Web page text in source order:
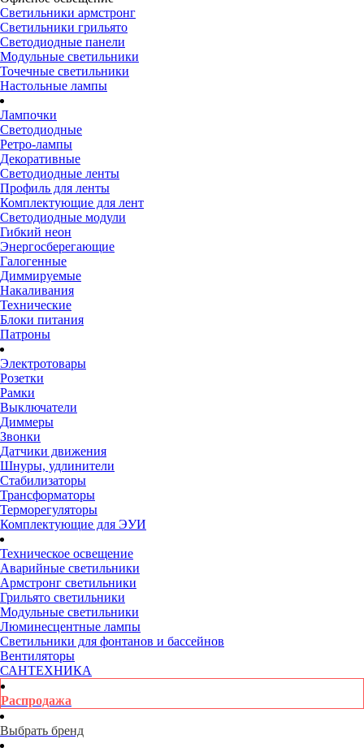
Светильники армстронг
Светильники грильято
Светодиодные панели
Модульные светильники
Точечные светильники
Настольные лампы
Лампочки
Светодиодные
Ретро-лампы
Декоративные
Светодиодные ленты
Профиль для ленты
Комплектующие для лент
Светодиодные модули
Гибкий неон
Энергосберегающие
Галогенные
Диммируемые
Накаливания
Технические
Блоки питания
Патроны
Электротовары
Розетки
Рамки
Выключатели
Диммеры
Звонки
Датчики движения
Шнуры, удлинители
Стабилизаторы
Трансформаторы
Терморегуляторы
Комплектующие для ЭУИ
Техническое освещение
Аварийные светильники
Армстронг светильники
Грильято светильники
Модульные светильники
Люминесцентные лампы
Светильники для фонтанов и бассейнов
Вентиляторы
САНТЕХНИКА
Распродажа
Выбрать бренд